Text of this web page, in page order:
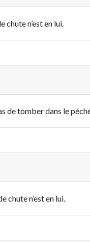
chute n’est en lui.
de tomber dans le
chute n’est en lui.